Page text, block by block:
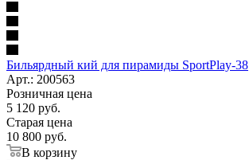
Бильярдный кий для пирамиды SportPlay-38
Арт.: 200563
Розничная цена
5 120 руб.
Старая цена
10 800 руб.
В корзину